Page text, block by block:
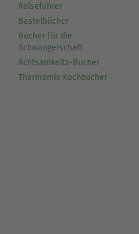
Reiseführer
Bastelbücher
Bücher für die
Schwangerschaft
Achtsamkeits-Bücher
Thermomix Kochbücher